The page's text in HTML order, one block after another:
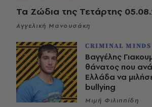
Τα Ζώδια της Τετάρτης
Αγγελική Μανουσάκη
CRIMINAL MINDS
Βαγγέλης
θάνατος που
Ελλάδα να
bullying
Μιμή Φιλιππίδη